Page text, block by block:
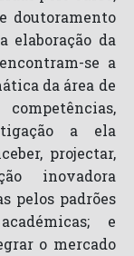
doutoramento
elaboração da
se a
da área de
a ela
projectar,
inovadora
pelos padrões
e
o mercado